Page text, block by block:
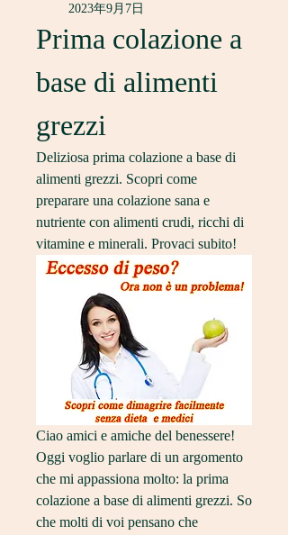
2023年9月7日
Prima colazione a
base di alimenti
grezzi
Deliziosa prima colazione a base di
alimenti grezzi. Scopri come
preparare una colazione sana e
nutriente con alimenti crudi, ricchi di
vitamine e minerali. Provaci subito!
Ciao amici e amiche del benessere!
Oggi voglio parlare di un argomento
che mi appassiona molto: la prima
colazione a base di alimenti grezzi. So
che molti di voi pensano che